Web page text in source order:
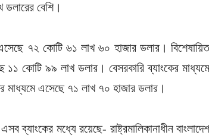
বেশি।
এসেছে ৭২ কোটি ৬১ লাখ ৬০ হাজার ডলার। বিশেষায়িত
কোটি ৯৯ লাখ ডলার। বেসরকারি ব্যাংকের মাধ্যমে
মাধ্যমে এসেছে ৭১ লাখ ৭০ হাজার ডলার।
ব্যাংকের মধ্যে রয়েছে- রাষ্ট্রমালিকানাধীন বাংলাদেশ